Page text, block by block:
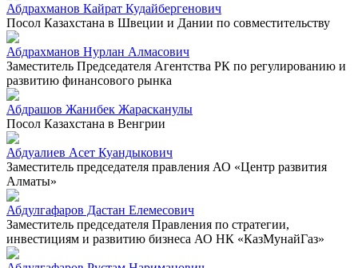
Абдрахманов Кайрат Кудайбергенович
Посол Казахстана в Швеции и Дании по совместительству
Абдрахманов Нурлан Алмасович
Заместитель Председателя Агентства РК по регулированию и
развитию финансового рынка
Абдрашов Жанибек Жарасканулы
Посол Казахстана в Венгрии
Абдуалиев Асет Куандыкович
Заместитель председателя правления АО «Центр развития
Алматы»
Абдулгафаров Дастан Елемесович
Заместитель председателя Правления по стратегии,
инвестициям и развитию бизнеса АО НК «КазМунайГаз»